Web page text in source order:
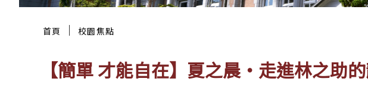
首頁 ｜ 校園焦點
【簡單 才能自在】夏之晨‧走進林之助